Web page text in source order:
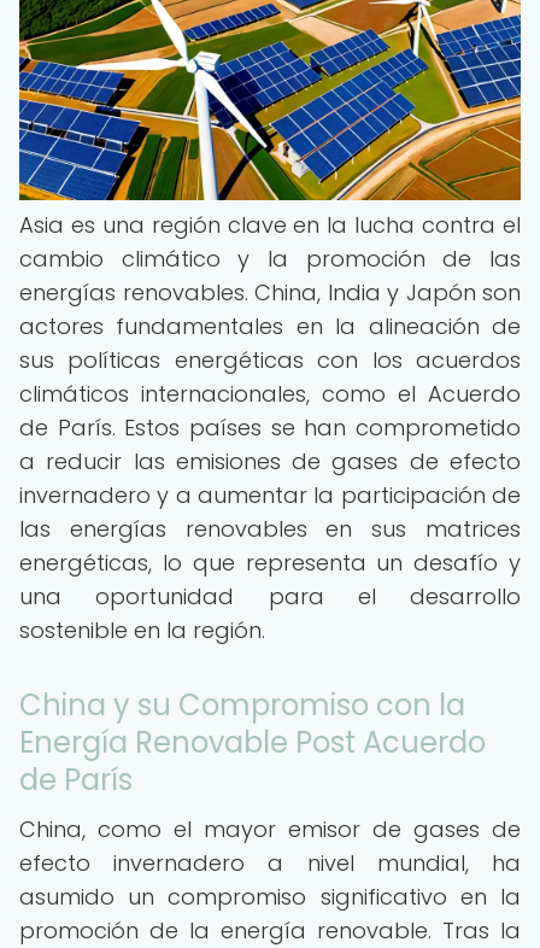
Asia es una región clave en la lucha contra el
cambio climático y la promoción de las
energías renovables. China, India y Japón son
actores fundamentales en la alineación de
sus políticas energéticas con los acuerdos
climáticos internacionales, como el Acuerdo
de París. Estos países se han comprometido
a reducir las emisiones de gases de efecto
invernadero y a aumentar la participación de
las energías renovables en sus matrices
energéticas, lo que representa un desafío y
una oportunidad para el desarrollo
sostenible en la región.
China y su Compromiso con la
Energía Renovable Post Acuerdo
de París
China, como el mayor emisor de gases de
efecto invernadero a nivel mundial, ha
asumido un compromiso significativo en la
promoción de la energía renovable. Tras la